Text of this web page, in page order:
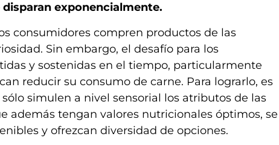
exponencialmente.
consumidores compren productos de las
Sin embargo, el desafío para los
y sostenidas en el tiempo, particularmente
reducir su consumo de carne. Para lograrlo, es
simulen a nivel sensorial los atributos de las
además tengan valores nutricionales óptimos, se
y ofrezcan diversidad de opciones.